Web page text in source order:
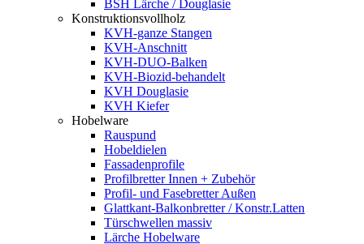
BSH Lärche / Douglasie
Konstruktionsvollholz
KVH-ganze Stangen
KVH-Anschnitt
KVH-DUO-Balken
KVH-Biozid-behandelt
KVH Douglasie
KVH Kiefer
Hobelware
Rauspund
Hobeldielen
Fassadenprofile
Profilbretter Innen + Zubehör
Profil- und Fasebretter Außen
Glattkant-Balkonbretter / Konstr.Latten
Türschwellen massiv
Lärche Hobelware